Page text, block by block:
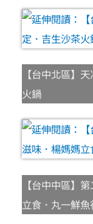
【台中北區】
火鍋
【台中中區】
立食．丸一鮮魚